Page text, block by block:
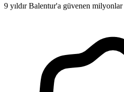
9 yıldır Balentur'a güvenen milyonlar